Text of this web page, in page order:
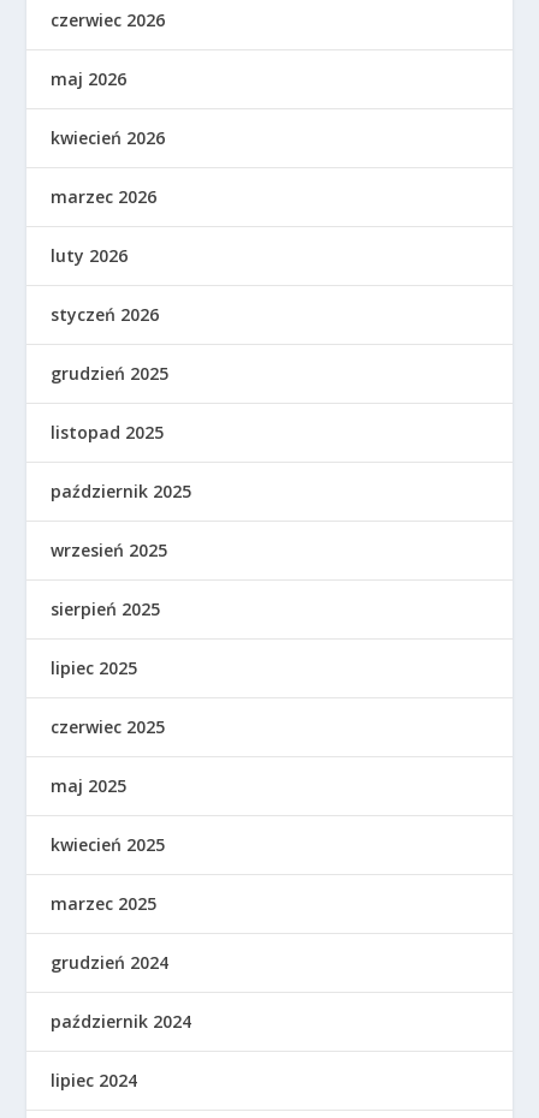
czerwiec 2026
maj 2026
kwiecień 2026
marzec 2026
luty 2026
styczeń 2026
grudzień 2025
listopad 2025
październik 2025
wrzesień 2025
sierpień 2025
lipiec 2025
czerwiec 2025
maj 2025
kwiecień 2025
marzec 2025
grudzień 2024
październik 2024
lipiec 2024